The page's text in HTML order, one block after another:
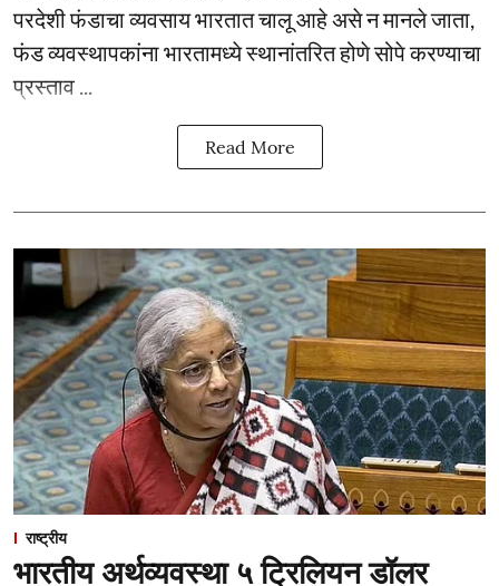
परदेशी फंडाचा व्यवसाय भारतात चालू आहे असे न मानले जाता,
फंड व्यवस्थापकांना भारतामध्ये स्थानांतरित होणे सोपे करण्याचा
प्रस्ताव ...
Read More
राष्ट्रीय
भारतीय अर्थव्यवस्था ५ ट्रिलियन डॉलर